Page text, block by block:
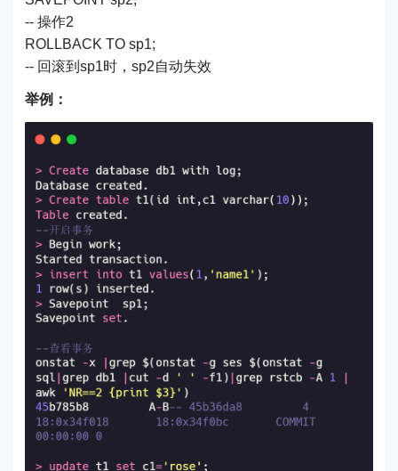
-- 操作2
ROLLBACK TO sp1;
-- 回滚到sp1时，sp2自动失效
举例：